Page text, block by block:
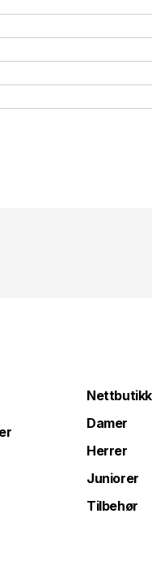
Nettbutikk
Damer
Herrer
Juniorer
Tilbehør